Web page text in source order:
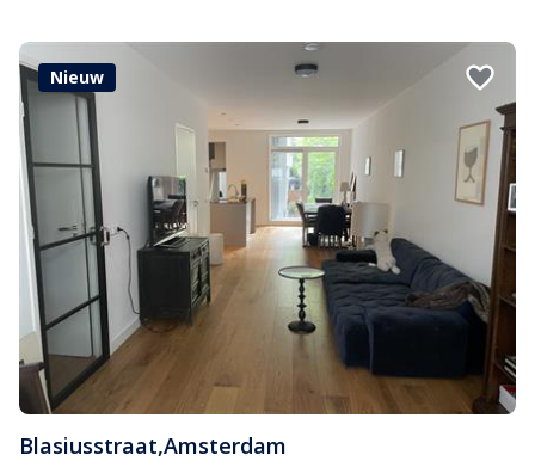
Nieuw
Blasiusstraat,Amsterdam